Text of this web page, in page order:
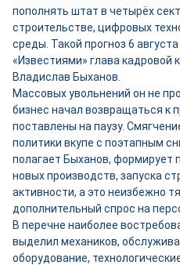
пополнять штат в четырёх
строительстве, цифровых
среды. Такой прогноз 6
«Известиями» глава кадровой
Владислав Быханов.
Массовых увольнений он не
бизнес начал возвращаться к
поставлены на паузу.
политики вкупе с поэтапным
полагает Быханов, формирует
новых производств, запуска
активности, а это неизбежно
дополнительный спрос на
В перечне наиболее
выделил механиков,
оборудование,